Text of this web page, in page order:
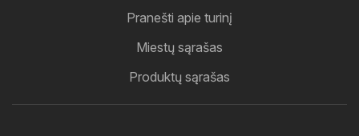
Pranešti apie turinį
Miestų sąrašas
Produktų sąrašas